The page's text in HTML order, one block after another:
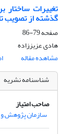
تغییرات
گذشته از تصویب
صفحه79-86
هادی عزیززاده
مشاهده مقاله
شناسنامه نشریه
صاحب امتیاز
سازمان پژوهش و